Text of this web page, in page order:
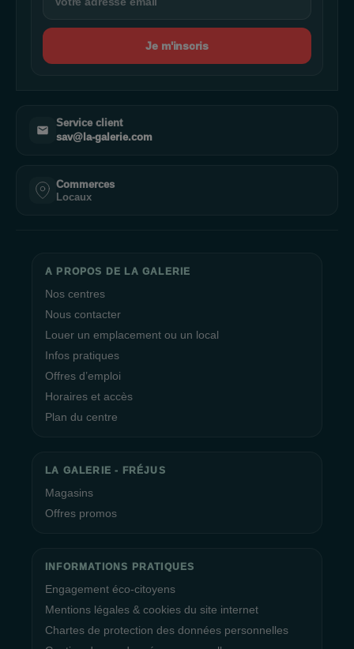
Je m'inscris
Service client
sav@la-galerie.com
Commerces
Locaux
A PROPOS DE LA GALERIE
Nos centres
Nous contacter
Louer un emplacement ou un local
Infos pratiques
Offres d’emploi
Horaires et accès
Plan du centre
LA GALERIE - FRÉJUS
Magasins
Offres promos
INFORMATIONS PRATIQUES
Engagement éco-citoyens
Mentions légales & cookies du site internet
Chartes de protection des données personnelles